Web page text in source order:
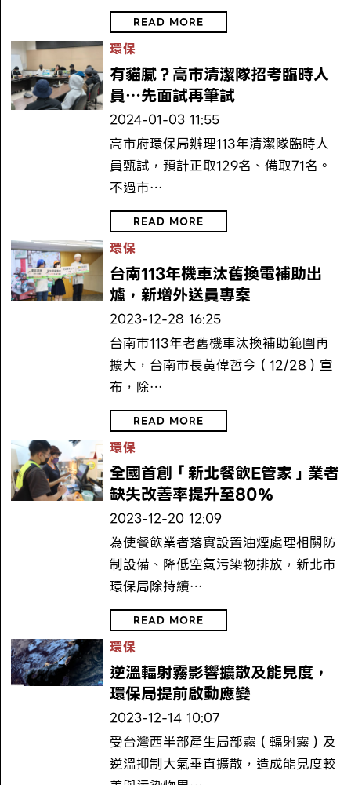
READ MORE
環保
有貓膩？高市清潔隊招考臨時人
員…先面試再筆試
2024-01-03 11:55
高市府環保局辦理113年清潔隊臨時人
員甄試，預計正取129名、備取71名。
不過市…
READ MORE
環保
台南113年機車汰舊換電補助出
爐，新增外送員專案
2023-12-28 16:25
台南市113年老舊機車汰換補助範圍再
擴大，台南市長黃偉哲今（12/28）宣
布，除…
READ MORE
環保
全國首創「新北餐飲E管家」業者
缺失改善率提升至80％
2023-12-20 12:09
為使餐飲業者落實設置油煙處理相關防
制設備、降低空氣污染物排放，新北市
環保局除持續…
READ MORE
環保
逆溫輻射霧影響擴散及能見度，
環保局提前啟動應變
2023-12-14 10:07
受台灣西半部產生局部霧（輻射霧）及
逆溫抑制大氣垂直擴散，造成能見度較